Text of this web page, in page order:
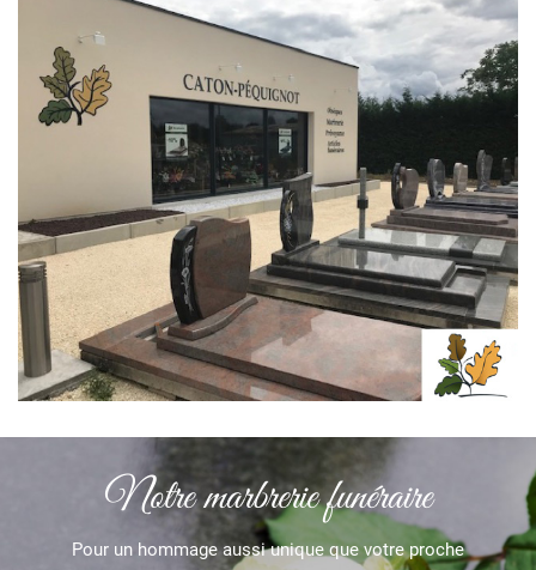
Notre marbrerie funéraire
Pour un hommage aussi unique que votre proche